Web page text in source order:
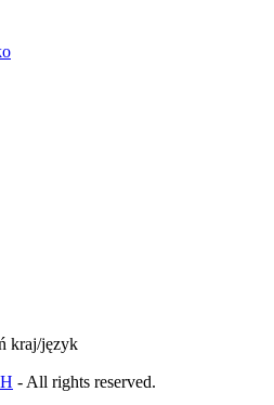
kraj/język
- All rights reserved.